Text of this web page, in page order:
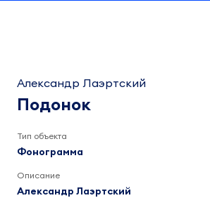
Александр
2:59
Александр Лаэртский
Подонок
Тип объекта
Фонограмма
Описание
Александр Лаэртский